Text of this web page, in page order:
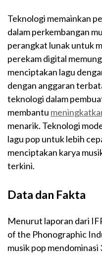
Teknologi memainkan
dalam perkembangan
perangkat lunak untuk
perekam digital
menciptakan lagu
dengan anggaran
teknologi dalam
membantu
menarik. Teknologi
lagu pop untuk lebih
menciptakan karya
terkini.
Data dan Fakta
Menurut laporan dari
of the Phonographic
musik pop